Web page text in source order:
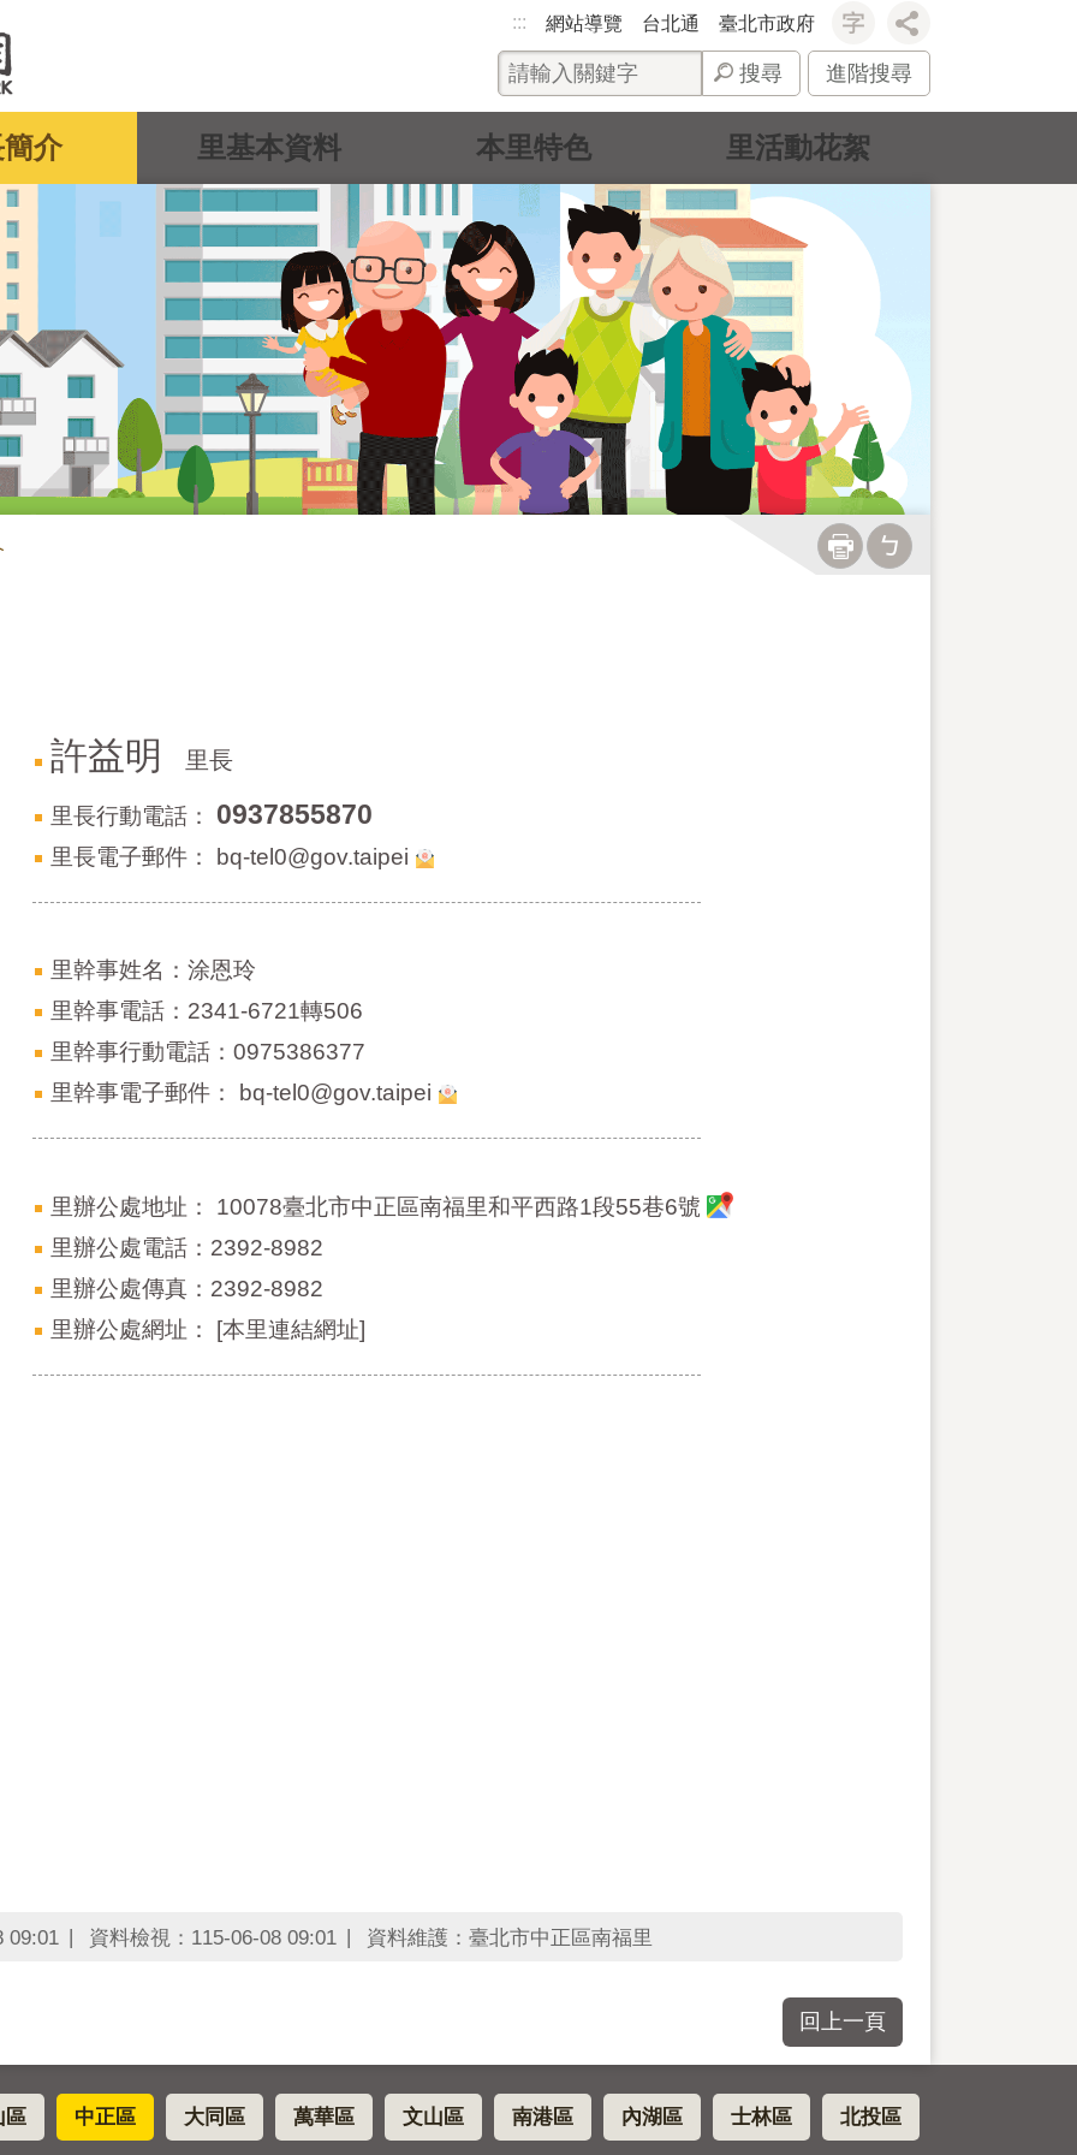
::: 網站導覽 台北通 臺北市政府
搜尋 進階搜尋
介 里基本資料 本里特色 里活動花絮
許益明 里長
里長行動電話： 0937855870
里長電子郵件： bq-tel0@gov.taipei
里幹事姓名：涂恩玲
里幹事電話：2341-6721轉506
里幹事行動電話：0975386377
里幹事電子郵件：
bq-tel0@gov.taipei
里辦公處地址： 10078臺北市中正區南福里和平西路1段55巷6號
里辦公處電話：2392-8982
里辦公處傳真：2392-8982
里辦公處網址： [本里連結網址]
09:01 資料檢視：115-06-08 09:01 資料維護：臺北市中正區南福里
回上一頁
區 中正區 大同區 萬華區 文山區 南港區 內湖區 士林區 北投區